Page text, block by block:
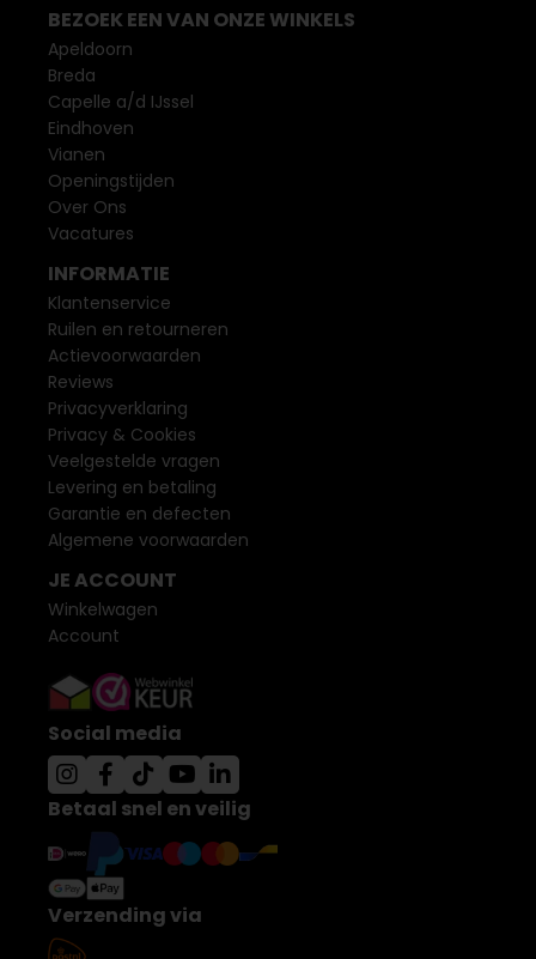
BEZOEK EEN VAN ONZE WINKELS
Apeldoorn
Breda
Capelle a/d IJssel
Eindhoven
Vianen
Openingstijden
Over Ons
Vacatures
INFORMATIE
Klantenservice
Ruilen en retourneren
Actievoorwaarden
Reviews
Privacyverklaring
Privacy & Cookies
Veelgestelde vragen
Levering en betaling
Garantie en defecten
Algemene voorwaarden
JE ACCOUNT
Winkelwagen
Account
Social media
Betaal snel en veilig
Verzending via